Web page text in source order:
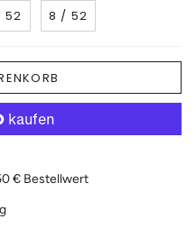
52 8 / 52
€ Bestellwert